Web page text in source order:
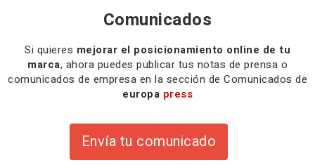
Comunicados
Si quieres mejorar el posicionamiento online de tu
marca, ahora puedes publicar tus notas de prensa o
comunicados de empresa en la sección de Comunicados de
europa press
Envía tu comunicado